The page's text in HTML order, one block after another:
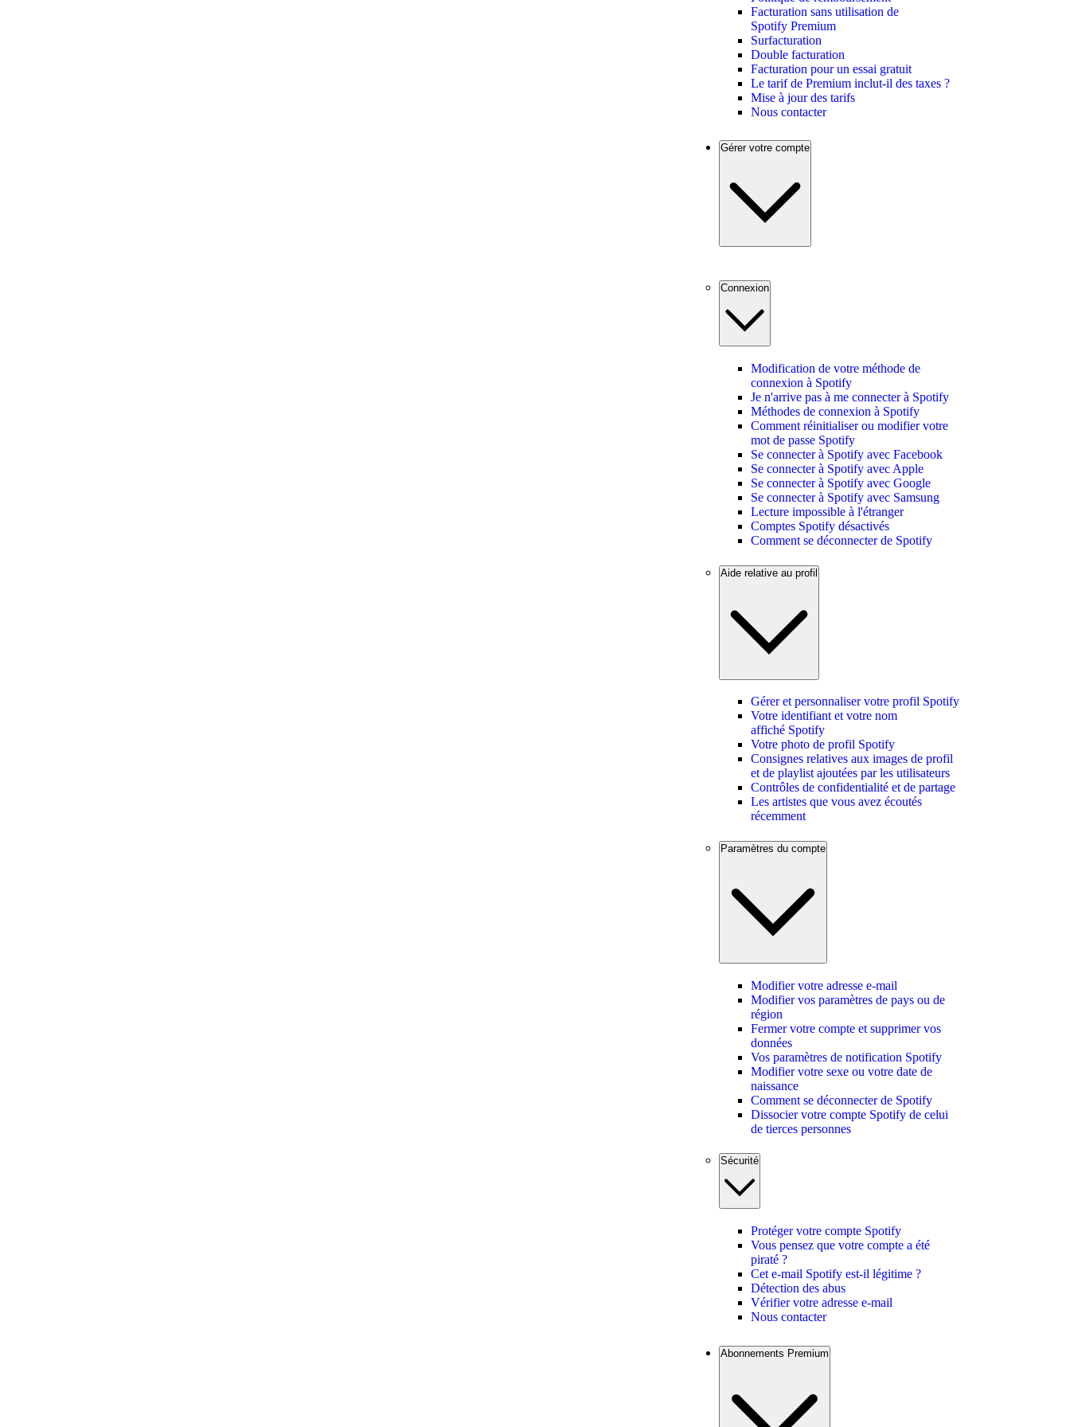
Facturation sans utilisation de
Spotify Premium
Surfacturation
Double facturation
Facturation pour un essai gratuit
Le tarif de Premium inclut-il des taxes ?
Mise à jour des tarifs
Nous contacter
Gérer votre compte
Connexion
Modification de votre méthode de
connexion à Spotify
Je n'arrive pas à me connecter à Spotify
Méthodes de connexion à Spotify
Comment réinitialiser ou modifier votre
mot de passe Spotify
Se connecter à Spotify avec Facebook
Se connecter à Spotify avec Apple
Se connecter à Spotify avec Google
Se connecter à Spotify avec Samsung
Lecture impossible à l'étranger
Comptes Spotify désactivés
Comment se déconnecter de Spotify
Aide relative au profil
Gérer et personnaliser votre profil Spotify
Votre identifiant et votre nom
affiché Spotify
Votre photo de profil Spotify
Consignes relatives aux images de profil
et de playlist ajoutées par les utilisateurs
Contrôles de confidentialité et de partage
Les artistes que vous avez écoutés
récemment
Paramètres du compte
Modifier votre adresse e-mail
Modifier vos paramètres de pays ou de
région
Fermer votre compte et supprimer vos
données
Vos paramètres de notification Spotify
Modifier votre sexe ou votre date de
naissance
Comment se déconnecter de Spotify
Dissocier votre compte Spotify de celui
de tierces personnes
Sécurité
Protéger votre compte Spotify
Vous pensez que votre compte a été
piraté ?
Cet e-mail Spotify est-il légitime ?
Détection des abus
Vérifier votre adresse e-mail
Nous contacter
Abonnements Premium